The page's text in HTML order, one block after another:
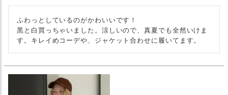
ふわっとしているのがかわいいです！
黒と白買っちゃいました。涼しいので、真夏でも全然いけま
す。キレイめコーデや、ジャケット合わせに履いてます。